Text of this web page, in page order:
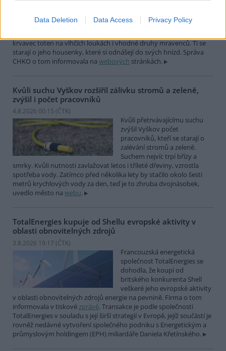
Data Deletion Data Access Privacy Policy
modráska očkovaného. K
životu a rozmnožování
krvavec toten na vlhčích loukách i vhodné druhy mravenců. Ti se
starají o jeho housenky, které si odnášejí do svých hnízd. Správa
CHKO o tom informovala na webových stránkách.
Kvůli suchu Vyškov rozšířil zálivku stromů a zeleně,
zvýšil i počet pracovníků
4.8.2026 00:15 (ČTK)
Kvůli přetrvávajícímu suchu
zvýšil Vyškov počet
pracovníků, kteří se starají o
zalévání stromů a zeleně.
Suchem nejvíc trpí břízy a
smrky. Kvůli nutnosti zavlažovat letos i tříleté dřeviny, vzrostla
spotřeba vody. Zatímco před několika lety by stačilo okolo šesti
metrů krychlových vody za den, teď je to zhruba dvojnásobek,
uvedlo město na webu.
TotalEnergies kupuje od Shellu evropské aktivity v
oblasti obnovitelných zdrojů
3.8.2026 19:17 (ČTK)
Francouzská energetická
společnost TotalEnergies se
dohodla, že koupí od
britského konkurenta Shell
veškeré jeho evropské aktivity
v oblasti obnovitelných zdrojů energie na pevnině. Firma o tom
informovala v tiskovézprávě. Transakce je podle společnosti
TotalEnergies v souladu s její širší strategií v Evropě, jejíž součástí je
rovněž nedávné vytvoření společného podniku s Energetickým a
průmyslovým holdingem (EPH) miliardáře Daniela Křetínského.